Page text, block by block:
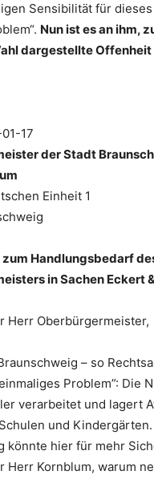
Sensibilität für
Nun ist es an ihm,
dargestellte
17
der Stadt
Einheit 1
Handlungsbedarf
in Sachen Eckert
Herr Oberbürgermeister,
– so
Problem”: Die
verarbeitet und lagert
und
könnte hier für mehr
Herr Kornblum, warum